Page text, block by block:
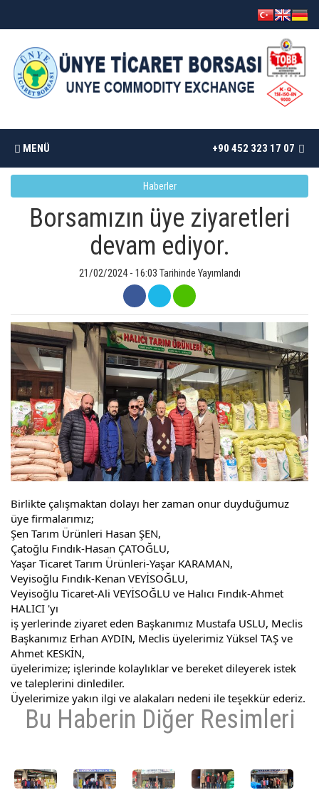
MENÜ +90 452 323 17 07
BORSAMIZ
İSTATISTIKLER
ÜYELER
MEVZUAT
KVKK
GALERI
İLETIŞIM
Haberler
Borsamızın üye ziyaretleri
devam ediyor.
21/02/2024 - 16:03 Tarihinde Yayımlandı
Birlikte çalışmaktan dolayı her zaman onur duyduğumuz
üye firmalarımız;
Şen Tarım Ürünleri Hasan ŞEN,
Çatoğlu Fındık-Hasan ÇATOĞLU,
Yaşar Ticaret Tarım Ürünleri-Yaşar KARAMAN,
Veyisoğlu Fındık-Kenan VEYİSOĞLU,
Veyisoğlu Ticaret-Ali VEYİSOĞLU ve Halıcı Fındık-Ahmet
HALICI 'yı
iş yerlerinde ziyaret eden Başkanımız Mustafa USLU, Meclis
Başkanımız Erhan AYDIN, Meclis üyelerimiz Yüksel TAŞ ve
Ahmet KESKİN,
üyelerimize; işlerinde kolaylıklar ve bereket dileyerek istek
ve taleplerini dinlediler.
Üyelerimize yakın ilgi ve alakaları nedeni ile teşekkür ederiz.
Bu Haberin Diğer Resimleri